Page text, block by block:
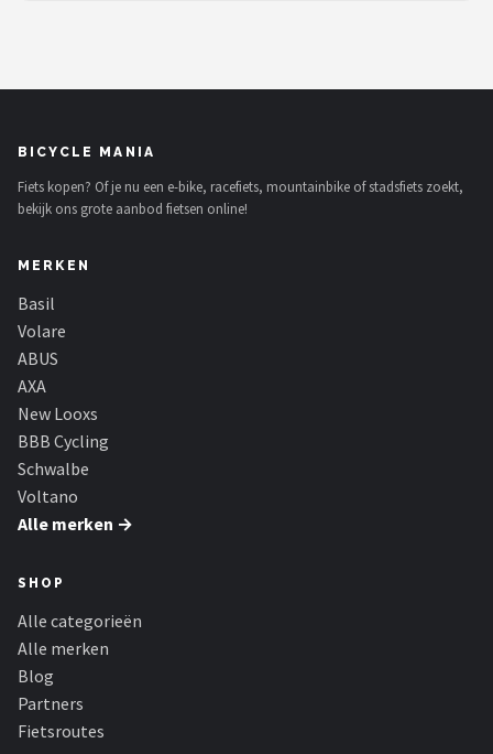
BICYCLE MANIA
Fiets kopen? Of je nu een e-bike, racefiets, mountainbike of stadsfiets zoekt,
bekijk ons grote aanbod fietsen online!
MERKEN
Basil
Volare
ABUS
AXA
New Looxs
BBB Cycling
Schwalbe
Voltano
Alle merken →
SHOP
Alle categorieën
Alle merken
Blog
Partners
Fietsroutes